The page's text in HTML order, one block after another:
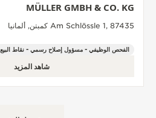
MÜLLER GMBH & CO. KG
Am Schlössle 1, 87435 كمبتن, ألمانيا
الفحص الوظيفي - مسؤول إصلاح رسمي - نقاط البيع
شاهد المزيد